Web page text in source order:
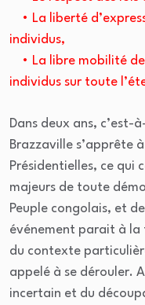
• La liberté
individus,
• La libre mobilité
individus sur toute
Dans deux ans, c’est-
Brazzaville s’apprête
Présidentielles, ce qui
majeurs de toute
Peuple congolais, et
événement parait à
du contexte
appelé à se dérouler.
incertain et du